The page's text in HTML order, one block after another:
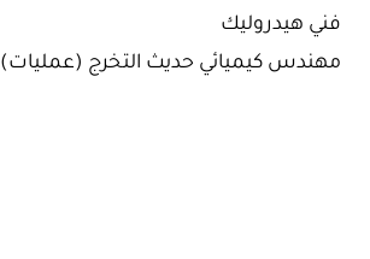
فني هيدروليك
مهندس كيميائي حديث التخرج (عمليات)